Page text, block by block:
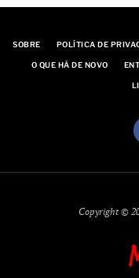
SOBRE POLÍTICA DE
O QUE HÁ DE NOVO
Copyright ©